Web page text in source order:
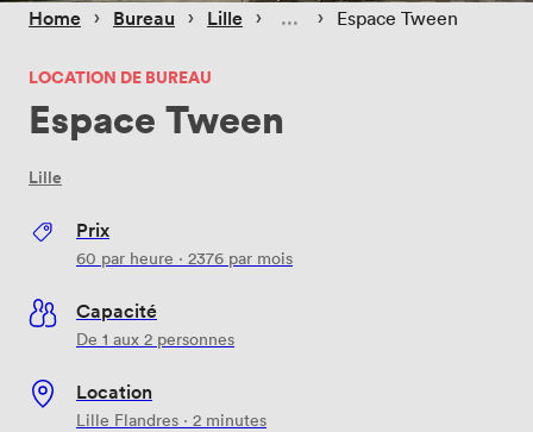
Home › Bureau › Lille › › Espace Tween
LOCATION DE BUREAU
Espace Tween
Lille
Prix
60 par heure · 2376 par mois
Capacité
De 1 aux 2 personnes
Location
Lille Flandres · 2 minutes